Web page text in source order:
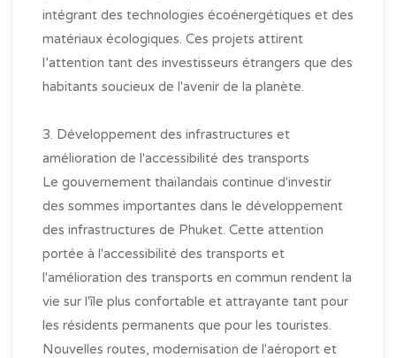
intégrant des technologies écoénergétiques et des
matériaux écologiques. Ces projets attirent
l’attention tant des investisseurs étrangers que des
habitants soucieux de l'avenir de la planète.
3. Développement des infrastructures et
amélioration de l'accessibilité des transports
Le gouvernement thaïlandais continue d'investir
des sommes importantes dans le développement
des infrastructures de Phuket. Cette attention
portée à l'accessibilité des transports et
l'amélioration des transports en commun rendent la
vie sur l'île plus confortable et attrayante tant pour
les résidents permanents que pour les touristes.
Nouvelles routes, modernisation de l'aéroport et